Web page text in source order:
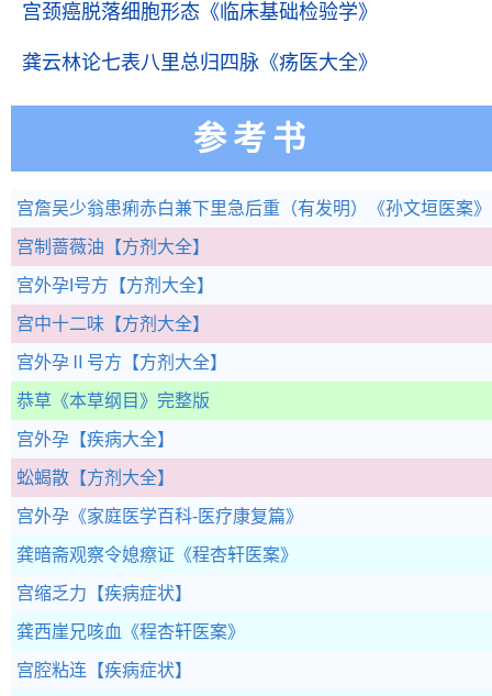
宫颈癌脱落细胞形态 《临床基础检验学》
龚云林论七表八里总归四脉 《疡医大全》
参考书
宫詹吴少翁患痢赤白兼下里急后重（有发明） 《孙文垣医案》
宫制蔷薇油 【方剂大全】
宫外孕I号方 【方剂大全】
宫中十二味 【方剂大全】
宫外孕Ⅱ号方 【方剂大全】
恭草 《本草纲目》完整版
宫外孕 【疾病大全】
蚣蝎散 【方剂大全】
宫外孕 《家庭医学百科-医疗康复篇》
龚暗斋观察令媳瘵证 《程杏轩医案》
宫缩乏力 【疾病症状】
龚西崖兄咳血 《程杏轩医案》
宫腔粘连 【疾病症状】